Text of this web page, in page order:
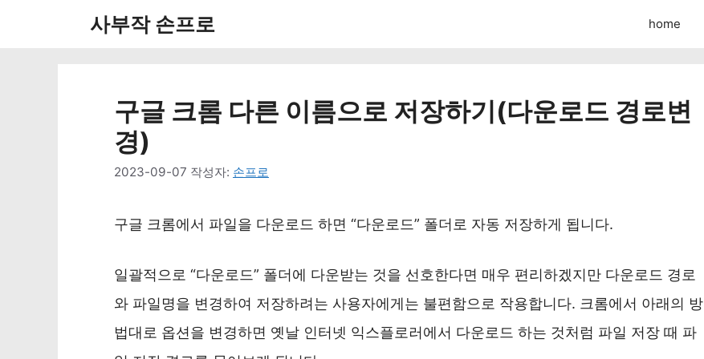
사부작 손프로 home
구글 크롬 다른 이름으로 저장하기(다운로드 경로변
경)
2023-09-07 작성자: 손프로
구글 크롬에서 파일을 다운로드 하면 “다운로드” 폴더로 자동 저장하게 됩니다.
일괄적으로 “다운로드” 폴더에 다운받는 것을 선호한다면 매우 편리하겠지만 다운로드 경로
와 파일명을 변경하여 저장하려는 사용자에게는 불편함으로 작용합니다. 크롬에서 아래의 방
법대로 옵션을 변경하면 옛날 인터넷 익스플로러에서 다운로드 하는 것처럼 파일 저장 때 파